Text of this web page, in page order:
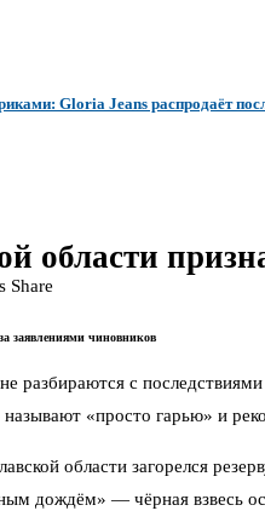
Gloria Jeans распродаёт
области
Share
заявлениями чиновников
разбираются с
называют «просто гарью» и
области загорелся
дождём» — чёрная взвесь